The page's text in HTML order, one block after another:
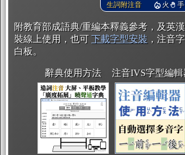
生詞附注音 火 手
附教育部成語典/重編本釋義參考，及英
裝線上使用，也可 下載字型安裝 ，注音
白板。
辭典使用方法 注音IVS字型編輯